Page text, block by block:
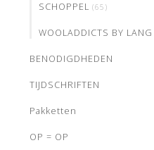
SCHOPPEL (65)
WOOLADDICTS BY LANG
BENODIGDHEDEN
TIJDSCHRIFTEN
Pakketten
OP = OP